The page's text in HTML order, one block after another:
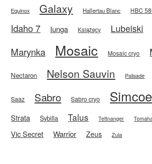
Equinox Galaxy Hallertau Blanc HBC
Idaho 7 Iunga Książęcy Lubelski
Marynka
Mosaic Mosaic cryo
Nectaron Nelson Sauvin Palisade
Saaz Sabro Sabro cryo Simcoe
Strata Sybilla Talus Tettnanger
Vic Secret Warrior Zeus Zula